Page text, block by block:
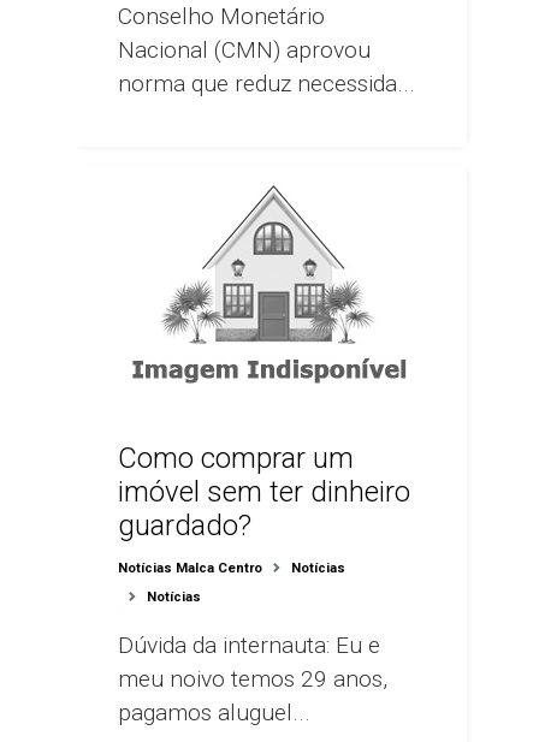
Conselho Monetário
Nacional (CMN) aprovou
norma que reduz necessida...
Como comprar um
imóvel sem ter dinheiro
guardado?
Notícias Malca Centro
Notícias
Notícias
Dúvida da internauta: Eu e
meu noivo temos 29 anos,
pagamos aluguel...